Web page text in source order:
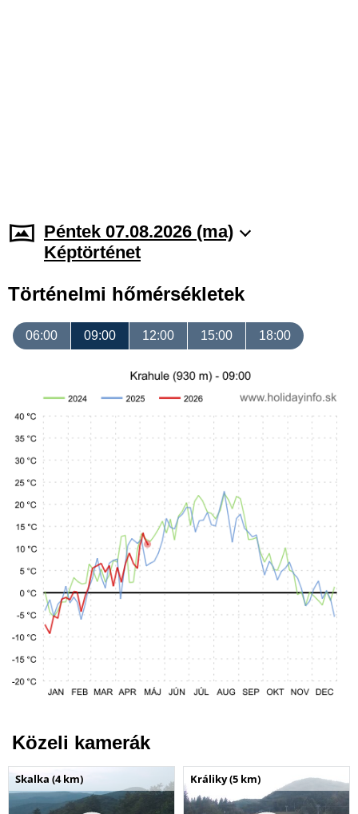
Péntek 07.08.2026 (ma)
Képtörténet
Történelmi hőmérsékletek
06:00 09:00 12:00 15:00 18:00
Közeli kamerák
Skalka (4 km) Králiky (5 km)